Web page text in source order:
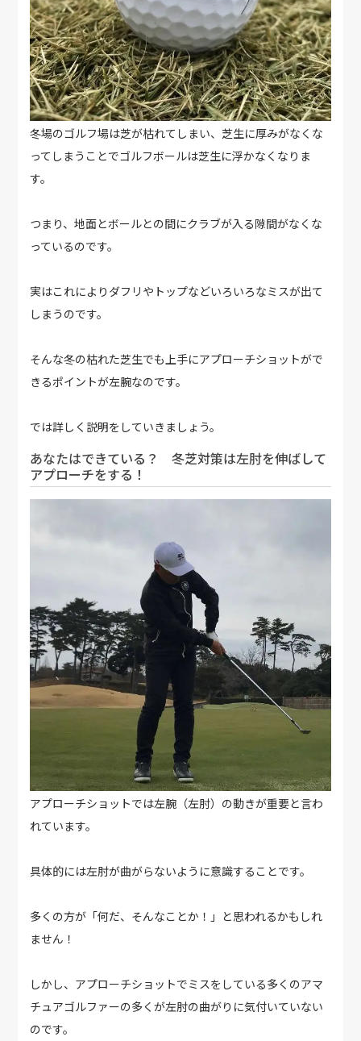
冬場のゴルフ場は芝が枯れてしまい、芝生に厚みがなくな
ってしまうことでゴルフボールは芝生に浮かなくなりま
す。
つまり、地面とボールとの間にクラブが入る隙間がなくな
っているのです。
実はこれによりダフリやトップなどいろいろなミスが出て
しまうのです。
そんな冬の枯れた芝生でも上手にアプローチショットがで
きるポイントが左腕なのです。
では詳しく説明をしていきましょう。
あなたはできている？ 冬芝対策は左肘を伸ばして
アプローチをする！
アプローチショットでは左腕（左肘）の動きが重要と言わ
れています。
具体的には左肘が曲がらないように意識することです。
多くの方が「何だ、そんなことか！」と思われるかもしれ
ません！
しかし、アプローチショットでミスをしている多くのアマ
チュアゴルファーの多くが左肘の曲がりに気付いていない
のです。